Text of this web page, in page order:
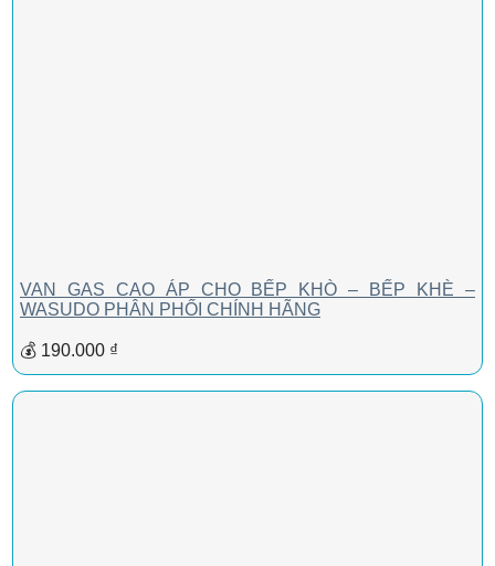
VAN GAS CAO ÁP CHO BẾP KHÒ – BẾP KHÈ –
WASUDO PHÂN PHỐI CHÍNH HÃNG
💰 190.000 ₫